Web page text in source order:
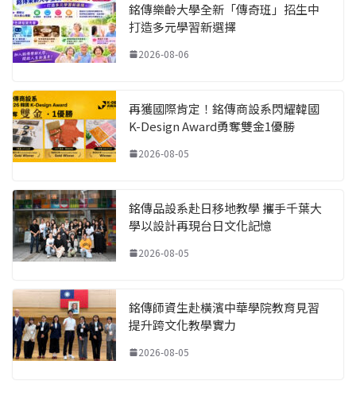
銘傳樂齡大學全新「傳奇班」招生中
打造多元學習新選擇
2026-08-06
再獲國際肯定！銘傳商設系閃耀韓國
K-Design Award勇奪雙金1優勝
2026-08-05
銘傳品設系赴日移地教學 攜手千葉大
學以設計再現台日文化記憶
2026-08-05
銘傳師資生赴橫濱中華學院教育見習
提升跨文化教學實力
2026-08-05